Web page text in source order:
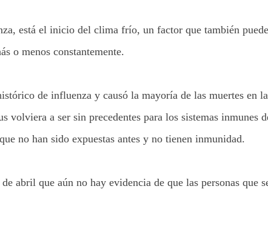
está el inicio del clima frío, un factor que también
o menos constantemente.
de influenza y causó la mayoría de las muertes en
a ser sin precedentes para los sistemas inmunes
no han sido expuestas antes y no tienen inmunidad.
abril que aún no hay evidencia de que las personas que